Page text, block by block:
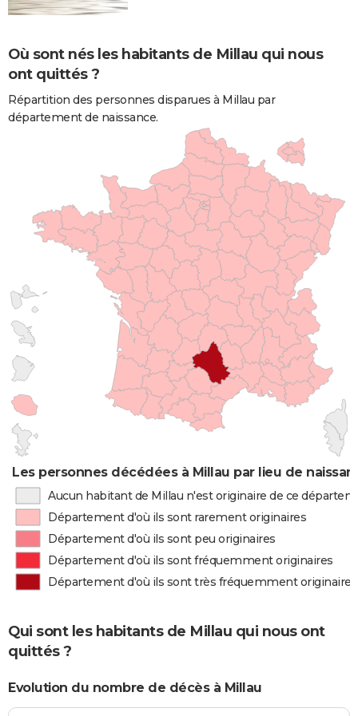
Où sont nés les habitants de Millau qui nous
ont quittés ?
Répartition des personnes disparues à Millau par
département de naissance.
Les personnes décédées à Millau par lieu de
Aucun habitant de Millau n'est originaire de ce
Département d'où ils sont rarement originaires
Département d'où ils sont peu originaires
Département d'où ils sont fréquemment originaires
Département d'où ils sont très fréquemment originaires
Qui sont les habitants de Millau qui nous ont
quittés ?
Evolution du nombre de décès à Millau